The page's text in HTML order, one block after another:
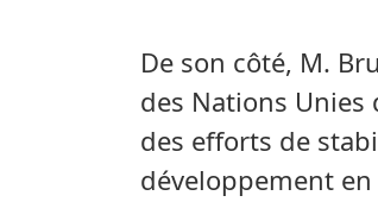
De son côté, M.
des Nations
des efforts de
développement en